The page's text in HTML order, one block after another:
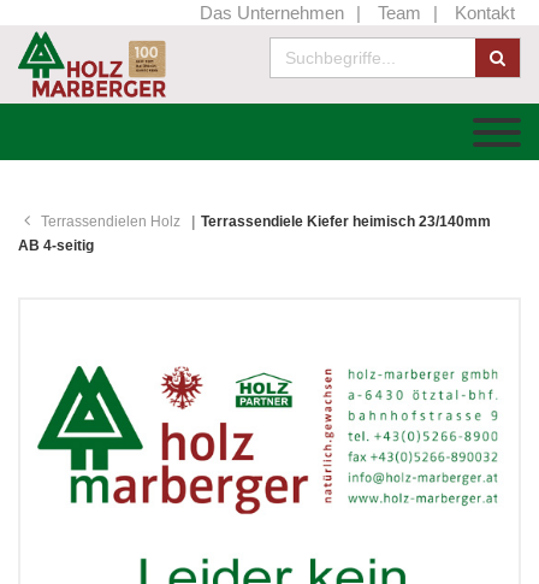
Das Unternehmen Team Kontakt
Terrassendielen Holz
Terrassendiele Kiefer heimisch 23/140mm
AB 4-seitig